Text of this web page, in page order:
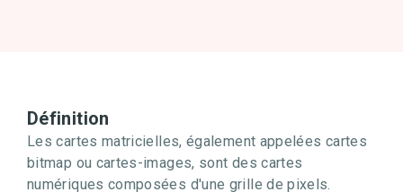
Définition
Les cartes matricielles, également appelées cartes
bitmap ou cartes-images, sont des cartes
numériques composées d'une grille de pixels.